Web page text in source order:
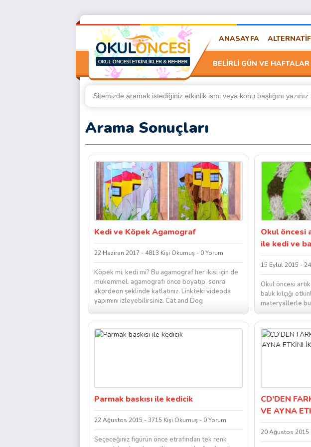
ANASAYFA
BELİRLİ GÜN VE HAFTALAR
Arama Sonuçları
Kedi ve Köpek Agamograf
22 Haziran 2017 - 4813 Kişi Okumuş - 0 Yorum
Köpek mi, kedi mi? Bu agamograf her ikisi için de
mükemmel. agamografı önce boyatıp, sonra
akordeon şeklinde katlatınız. Linkteki videoda
yapımını izleyebilirsiniz. Cat and Dog
Okul öncesi
ile kedi ve
15 Eylül 2015 -
Okul öncesi
balık kılçığı
materyallerle
hazırlayabilir
Parmak baskısı ile kedicik
22 Ağustos 2015 - 3715 Kişi Okumuş - 0 Yorum
Seçeceğiniz figürün önce etrafından tek renk
CD’DEN
VE AYNA
20 Ağustos 2015